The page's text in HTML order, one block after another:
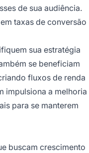
de sua audiência.
taxas de conversão
sua estratégia
se beneficiam
fluxos de renda
impulsiona a melhoria
para se manterem
buscam crescimento